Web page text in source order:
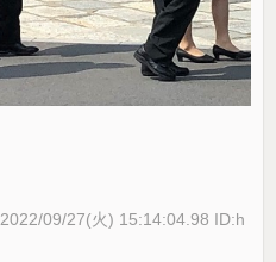
2022/09/27(火) 15:14:04.98 ID:h